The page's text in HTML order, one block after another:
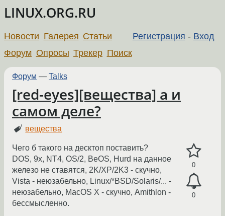
LINUX.ORG.RU
Регистрация - Вход
Новости Галерея Статьи
Форум Опросы Трекер Поиск
Форум — Talks
[red-eyes][вещества] а и
самом деле?
вещества
0
0
Чего б такого на десктоп поставить?
DOS, 9x, NT4, OS/2, BeOS, Hurd на данное
железо не ставятся, 2K/XP/2K3 - скучно,
Vista - неюзабельно, Linux/*BSD/Solaris/... -
неюзабельно, MacOS X - скучно, Amithlon -
бессмысленно.